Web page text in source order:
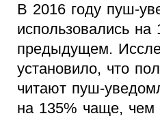
В 2016 году пуш-
использовались
предыдущем.
установило, что
читают пуш-
на 135% чаще, чем